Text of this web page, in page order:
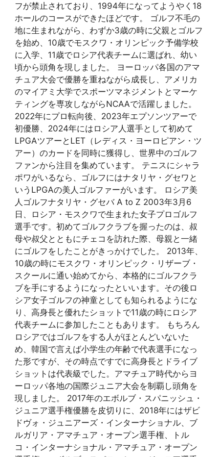
フが禁止されており、1994年になってようやく18
ホールのコースができたほどです。 ゴルフ不毛の
地に生まれながら、わずか3歳の時に父親とゴルフ
を始め、10歳でモスクワ・オリンピック予備学校
に入学、11歳でロシア代表チームに選ばれ、幼い
頃から頭角を現しました。 ヨーロッパ各国のアマ
チュア大会で優勝を重ねながら成長し、アメリカ
のマイアミ大学でスポーツマネジメントとマーケ
ティングを専攻しながらNCAAで活躍しました。
2022年にプロ転向後、2023年エプソンツアーで
初優勝、2024年にはロシア人選手として初めて
LPGAツアーとLET（レディス・ヨーロピアン・ツ
アー）のカードを同時に獲得し、世界中のゴルフ
ファンから注目を集めています。 テニスにシャラ
ポワがいるなら、ゴルフにはナタリヤ・グセワと
いうLPGAの美人ゴルファーがいます。 ロシア美
人ゴルフナタリヤ・グセバ A to Z 2003年3月6
日、ロシア・モスクワで生まれた女子プロゴルフ
選手です。初めてゴルフクラブを握ったのは、叔
母や叔父とともにチェコを訪れた際、母親と一緒
にゴルフをしたことがきっかけでした。 2013年、
10歳の時にモスクワ・オリンピック・リザーブ・
スクールに通い始めてから、本格的にゴルフクラ
ブを手にするようになったといいます。その後ロ
シア女子ゴルフの神童としても知られるようにな
り、高身長と優れたショットで11歳の時にロシア
代表チームに参加したこともあります。 もちろん
ロシアではゴルフをする人がほとんどいないた
め、韓国で言えば小学生の年齢で代表選手になっ
た形ですが、その時点ですでに高身長とドライブ
ショットは代表級でした。アマチュア時代からヨ
ーロッパ各地の国際ジュニア大会を制覇し頭角を
現しました。 2017年のエボルブ・スパニッシュ・
ジュニア選手権優勝を皮切りに、2018年にはザビ
ドヴォ・ジュニアーズ・インターナショナル、ブ
ルガリア・アマチュア・オープン選手権、トル
コ・インターナショナル・アマチュア・オープン